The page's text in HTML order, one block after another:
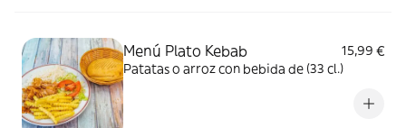
Menú Plato Kebab
15,99 €
Patatas o arroz con bebida de (33 cl.)